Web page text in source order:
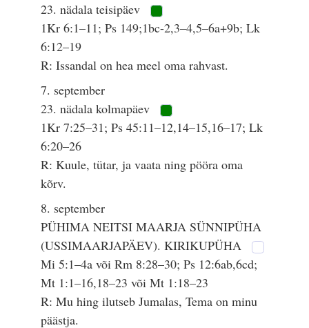
23. nädala teisipäev
1Kr 6:1–11; Ps 149;1bc-2,3–4,5–6a+9b; Lk
6:12–19
R: Issandal on hea meel oma rahvast.
7. september
23. nädala kolmapäev
1Kr 7:25–31; Ps 45:11–12,14–15,16–17; Lk
6:20–26
R: Kuule, tütar, ja vaata ning pööra oma
kõrv.
8. september
PÜHIMA NEITSI MAARJA SÜNNIPÜHA
(USSIMAARJAPÄEV). KIRIKUPÜHA
Mi 5:1–4a või Rm 8:28–30; Ps 12:6ab,6cd;
Mt 1:1–16,18–23 või Mt 1:18–23
R: Mu hing ilutseb Jumalas, Tema on minu
päästja.